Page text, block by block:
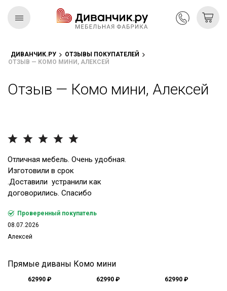
ДИВАНЧИК.РУ
ОТЗЫВЫ ПОКУПАТЕЛЕЙ
ОТЗЫВ — КОМО МИНИ, АЛЕКСЕЙ
Отзыв — Комо мини, Алексей
Отличная мебель. Очень удобная.
Изготовили в срок
.Доставили устранили как
договорились. Спасибо
Проверенный покупатель
08.07.2026
Алексей
Прямые диваны Комо мини
62990 ₽ 62990 ₽ 62990 ₽